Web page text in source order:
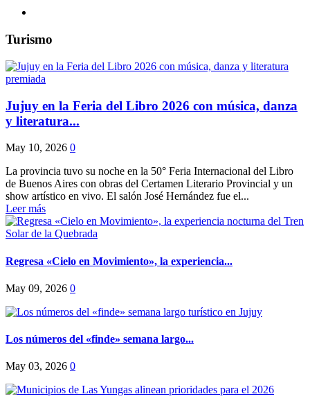
Turismo
Jujuy en la Feria del Libro 2026 con música, danza
y literatura...
May 10, 2026 0
La provincia tuvo su noche en la 50° Feria Internacional del Libro
de Buenos Aires con obras del Certamen Literario Provincial y un
show artístico en vivo. El salón José Hernández fue el...
Leer más
Regresa «Cielo en Movimiento», la experiencia...
May 09, 2026 0
Los números del «finde» semana largo...
May 03, 2026 0